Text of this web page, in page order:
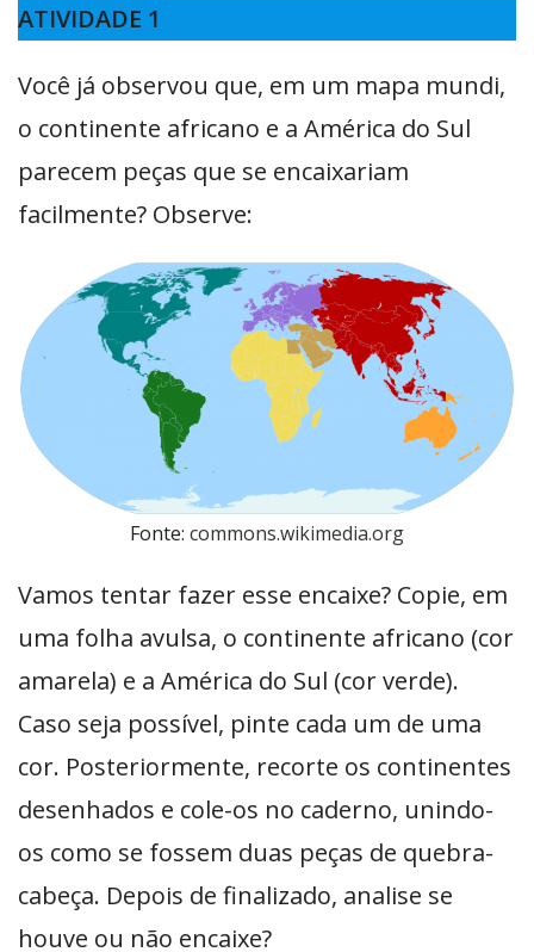
ATIVIDADE 1
Você já observou que, em um mapa mundi,
o continente africano e a América do Sul
parecem peças que se encaixariam
facilmente? Observe:
Fonte: commons.wikimedia.org
Vamos tentar fazer esse encaixe? Copie, em
uma folha avulsa, o continente africano (cor
amarela) e a América do Sul (cor verde).
Caso seja possível, pinte cada um de uma
cor. Posteriormente, recorte os continentes
desenhados e cole-os no caderno, unindo-
os como se fossem duas peças de quebra-
cabeça. Depois de finalizado, analise se
houve ou não encaixe?